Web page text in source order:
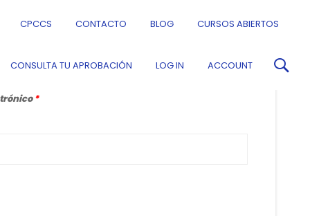
CPCCS CONTACTO BLOG CURSOS ABIERTOS
CONSULTA TU APROBACIÓN LOG IN ACCOUNT
*